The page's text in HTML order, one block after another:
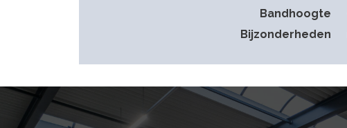
Bandhoogte
Bijzonderheden